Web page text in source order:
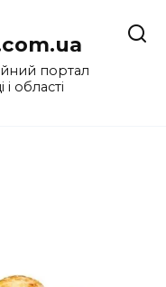
портал
і області